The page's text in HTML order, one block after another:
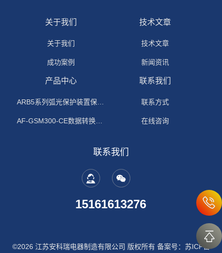
关于我们
关于我们
成功案例
技术文章
技术文章
新闻资讯
产品中心
ARB5系列弧光保护装置保护功能原理
AF-GSM300-CE数据转换模块
联系我们
联系方式
在线咨询
联系我们
15161613276
©2026 江苏安科瑞电器制造有限公司 版权所有 备案号：苏ICP备